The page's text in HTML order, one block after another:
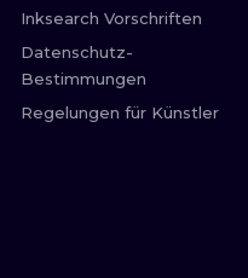
Inksearch Vorschriften
Datenschutz-
Bestimmungen
Regelungen für Künstler